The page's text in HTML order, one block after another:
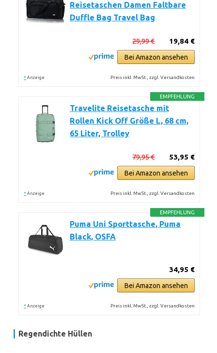
Reisetaschen Damen Faltbare
Duffle Bag Travel Bag
19,84 €
29,99 €
Bei Amazon ansehen
* Anzeige Preis inkl. MwSt., zzgl. Versandkosten
EMPFEHLUNG
Travelite Reisetasche mit
Rollen Kick Off Größe L, 68 cm,
65 Liter, Trolley
53,95 €
79,95 €
Bei Amazon ansehen
* Anzeige Preis inkl. MwSt., zzgl. Versandkosten
EMPFEHLUNG
Puma Uni Sporttasche, Puma
Black, OSFA
34,95 €
Bei Amazon ansehen
* Anzeige Preis inkl. MwSt., zzgl. Versandkosten
Regendichte Hüllen